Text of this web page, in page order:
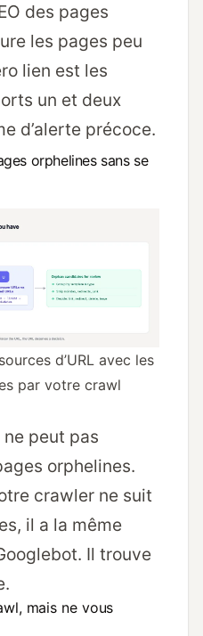
des pages
les pages peu
lien est les
un et deux
d’alerte précoce.
orphelines sans se
d’URL avec les
par votre crawl
peut pas
orphelines.
crawler ne suit
il a la même
Il trouve
mais ne vous